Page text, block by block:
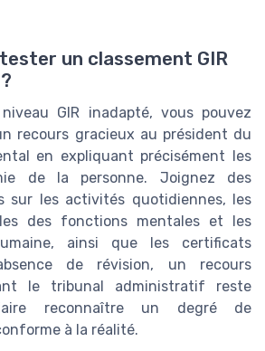
un classement GIR
GIR inadapté, vous pouvez
recours gracieux au président du
en expliquant précisément les
de la personne. Joignez des
sur les activités quotidiennes, les
des fonctions mentales et les
ainsi que les certificats
de révision, un recours
le tribunal administratif reste
reconnaître un degré de
à la réalité.